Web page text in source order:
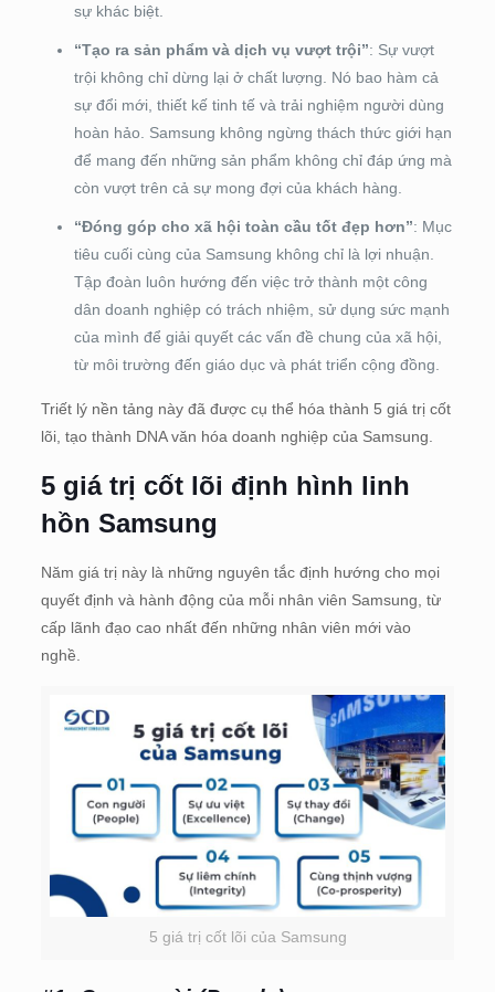
sự khác biệt.
“Tạo ra sản phẩm và dịch vụ vượt trội”: Sự vượt
trội không chỉ dừng lại ở chất lượng. Nó bao hàm cả
sự đổi mới, thiết kế tinh tế và trải nghiệm người dùng
hoàn hảo. Samsung không ngừng thách thức giới hạn
để mang đến những sản phẩm không chỉ đáp ứng mà
còn vượt trên cả sự mong đợi của khách hàng.
“Đóng góp cho xã hội toàn cầu tốt đẹp hơn”: Mục
tiêu cuối cùng của Samsung không chỉ là lợi nhuận.
Tập đoàn luôn hướng đến việc trở thành một công
dân doanh nghiệp có trách nhiệm, sử dụng sức mạnh
của mình để giải quyết các vấn đề chung của xã hội,
từ môi trường đến giáo dục và phát triển cộng đồng.
Triết lý nền tảng này đã được cụ thể hóa thành 5 giá trị cốt
lõi, tạo thành DNA văn hóa doanh nghiệp của Samsung.
5 giá trị cốt lõi định hình linh
hồn Samsung
Năm giá trị này là những nguyên tắc định hướng cho mọi
quyết định và hành động của mỗi nhân viên Samsung, từ
cấp lãnh đạo cao nhất đến những nhân viên mới vào
nghề.
5 giá trị cốt lõi của Samsung